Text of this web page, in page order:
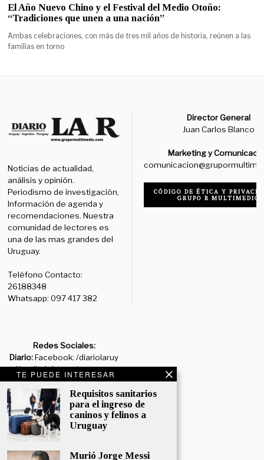
TE PUEDE INTERESAR
Requisitos sanitarios
para el ingreso de
caninos y felinos a
Uruguay
Murió Jorge Messi
El Año Nuevo Chino y el Festival del Medio Otoño:
“Tradiciones que unen a una nación”
Ambas celebraciones, con más de tres mil años de historia, reúnen a las
familias en torno
Noticias de actualidad,
análisis y opinión.
Periodismo de investigación,
Información de agenda y
recomendaciones. Nuestra
comunidad de lectores es
una de las mas grandes del
Uruguay.
Teléfono Contacto:
26188348
Whatsapp: 097 417 382
Director General
Juan Carlos Blanco
Marketing y
CÓDIGO DE ÉTICA Y
GRUPO R MULTIMEDIO
Redes Sociales:
Diario:Facebook: /diariolaruy
- X: @diariolaruy - Instagram:
@diariolar_uy
Departamento Comercial:
comercial@grupormultimedio.com
Departamento de Avisos:
avisos@grupormultimedio.com